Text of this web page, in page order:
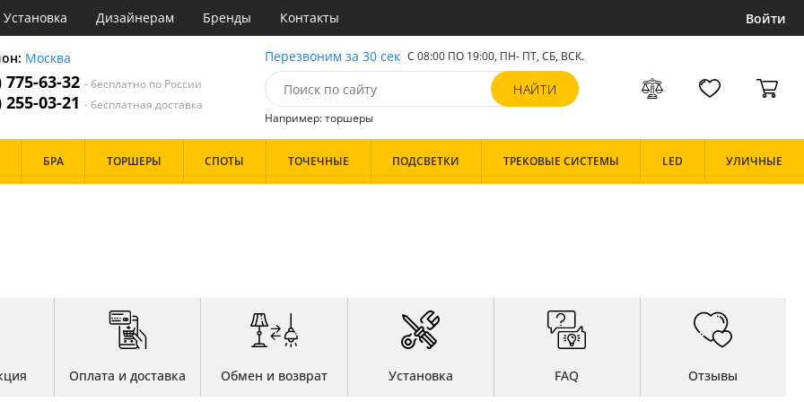
Установка Дизайнерам Бренды Контакты Войти
Москва
775-63-32 - бесплатно по России
255-03-21 - бесплатная доставка
Перезвоним за 30 сек С 08:00 ПО 19:00, ПН- ПТ,СБ, ВСК.
Например: торшеры
Белые
БРА ТОРШЕРЫ СПОТЫ ТОЧЕЧНЫЕ ПОДСВЕТКИ ТРЕКОВЫЕ СИСТЕМЫ LED УЛИЧНЫЕ
Оплата и доставка Обмен и возврат Установка FAQ Отзывы